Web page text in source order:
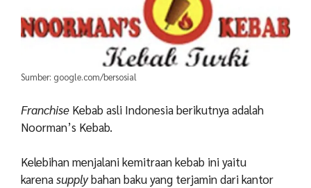
Sumber: google.com/bersosial
Franchise Kebab asli Indonesia berikutnya adalah
Noorman’s Kebab.
Kelebihan menjalani kemitraan kebab ini yaitu
karenasupplybahan baku yang terjamin dari kantor